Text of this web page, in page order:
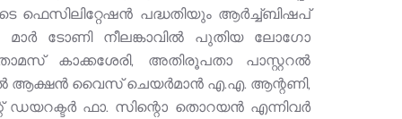
പദ്ധതിയും ആര്‍ച്ച്ബിഷപ്
ടോണി നീലങ്കാവില്‍ പുതിയ ലോഗോ
കാക്കശേരി, അതിരൂപതാ പാസ്റ്ററല്‍
ആക്ഷന്‍ വൈസ് ചെയര്‍മാന്‍ എ.എ. ആന്റണി,
ഡയറക്ടര്‍ ഫാ. സിന്റൊ തൊറയന്‍ എന്നിവര്‍